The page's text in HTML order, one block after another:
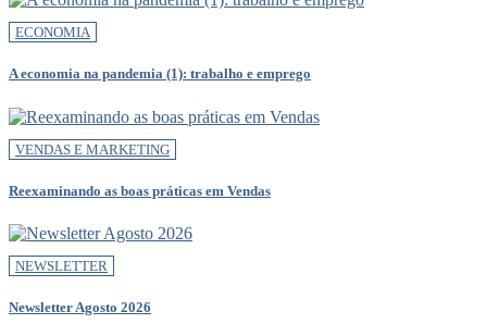
ECONOMIA
A economia na pandemia (1): trabalho e emprego
VENDAS E MARKETING
Reexaminando as boas práticas em Vendas
NEWSLETTER
Newsletter Agosto 2026